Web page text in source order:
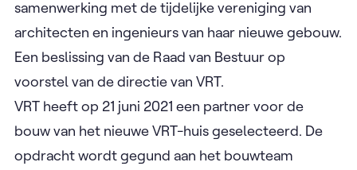
samenwerking met de tijdelijke vereniging van
architecten en ingenieurs van haar nieuwe gebouw.
Een beslissing van de Raad van Bestuur op
voorstel van de directie van VRT.
VRT heeft op 21 juni 2021 een partner voor de
bouw van het nieuwe VRT-huis geselecteerd. De
opdracht wordt gegund aan het bouwteam